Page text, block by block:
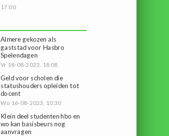
17:00
Almere gekozen als
gaststad voor Hasbro
Spelendagen
Vr 18-08-2023, 18:08
Geld voor scholen die
statushouders opleiden tot
docent
Wo 16-08-2023, 10:30
Klein deel studenten hbo en
wo kan basisbeurs nog
aanvragen